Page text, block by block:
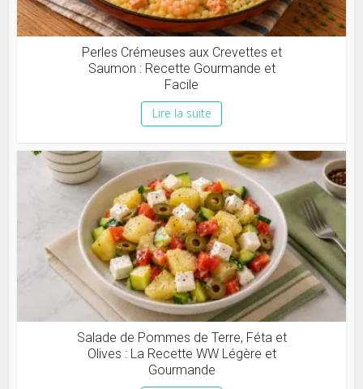
Perles Crémeuses aux Crevettes et
Saumon : Recette Gourmande et
Facile
Lire la suite
Salade de Pommes de Terre, Féta et
Olives : La Recette WW Légère et
Gourmande